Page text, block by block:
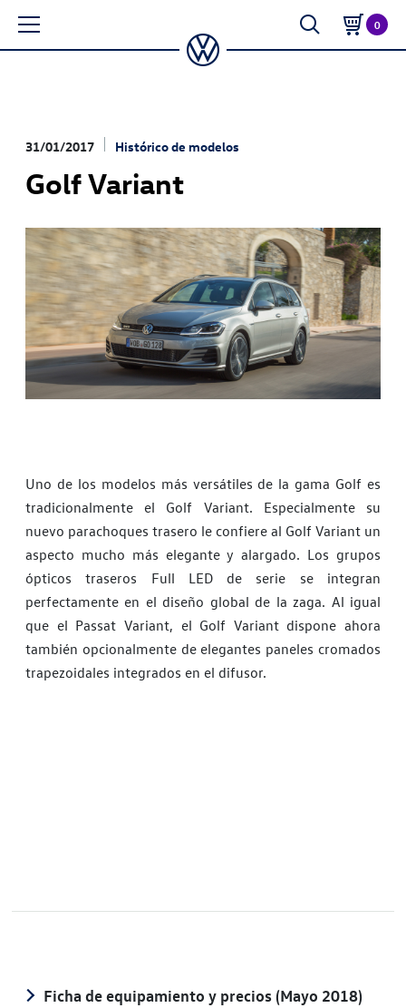
0
31/01/2017 Histórico de modelos
Golf Variant
Uno de los modelos más versátiles de la gama Golf es
tradicionalmente el Golf Variant. Especialmente su
nuevo parachoques trasero le confiere al Golf Variant un
aspecto mucho más elegante y alargado. Los grupos
ópticos traseros Full LED de serie se integran
perfectamente en el diseño global de la zaga. Al igual
que el Passat Variant, el Golf Variant dispone ahora
también opcionalmente de elegantes paneles cromados
trapezoidales integrados en el difusor.
Ficha de equipamiento y precios (Mayo 2018)